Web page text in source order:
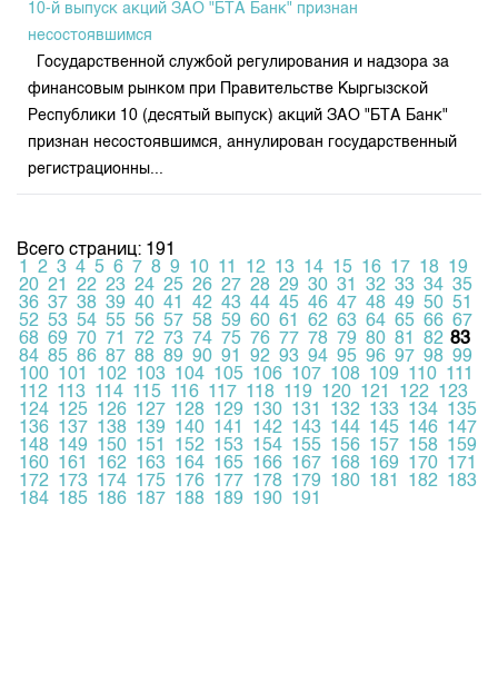
10-й выпуск акций ЗАО "БТА Банк" признан
несостоявшимся
Государственной службой регулирования и надзора за
финансовым рынком при Правительстве Кыргызской
Республики 10 (десятый выпуск) акций ЗАО "БТА Банк"
признан несостоявшимся, аннулирован государственный
регистрационны...
Всего страниц: 191
1
2 3 4 5 6 7 8 9 10 11 12 13 14 15 16 17 18 19
20 21 22 23 24 25 26 27 28 29 30 31 32 33 34 35
36 37 38 39 40 41 42 43 44 45 46 47 48 49 50 51
52 53 54 55 56 57 58 59 60 61 62 63 64 65 66 67
68 69 70 71 72 73 74 75 76 77 78 79 80 81 82 83
84 85 86 87 88 89 90 91 92 93 94 95 96 97 98 99
100 101 102 103 104 105 106 107 108 109 110 111
112 113 114 115 116 117 118 119 120 121 122 123
124 125 126 127 128 129 130 131 132 133 134 135
136 137 138 139 140 141 142 143 144 145 146 147
148 149 150 151 152 153 154 155 156 157 158 159
160 161 162 163 164 165 166 167 168 169 170 171
172 173 174 175 176 177 178 179 180 181 182 183
184 185 186 187 188 189 190 191